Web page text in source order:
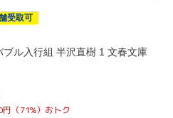
受取可
ブル入行組 半沢直樹 1 文春文庫
（71%）おトク